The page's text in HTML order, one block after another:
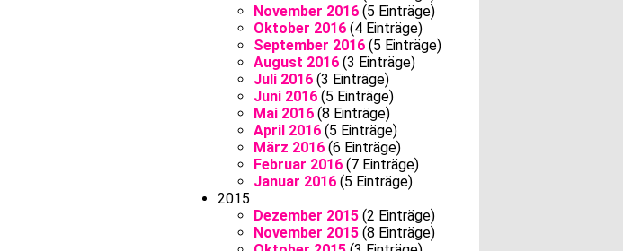
November 2016(5 Einträge)
Oktober 2016(4 Einträge)
September 2016(5 Einträge)
August 2016(3 Einträge)
Juli 2016(3 Einträge)
Juni 2016(5 Einträge)
Mai 2016(8 Einträge)
April 2016(5 Einträge)
März 2016(6 Einträge)
Februar 2016(7 Einträge)
Januar 2016(5 Einträge)
2015
Dezember 2015(2 Einträge)
November 2015(8 Einträge)